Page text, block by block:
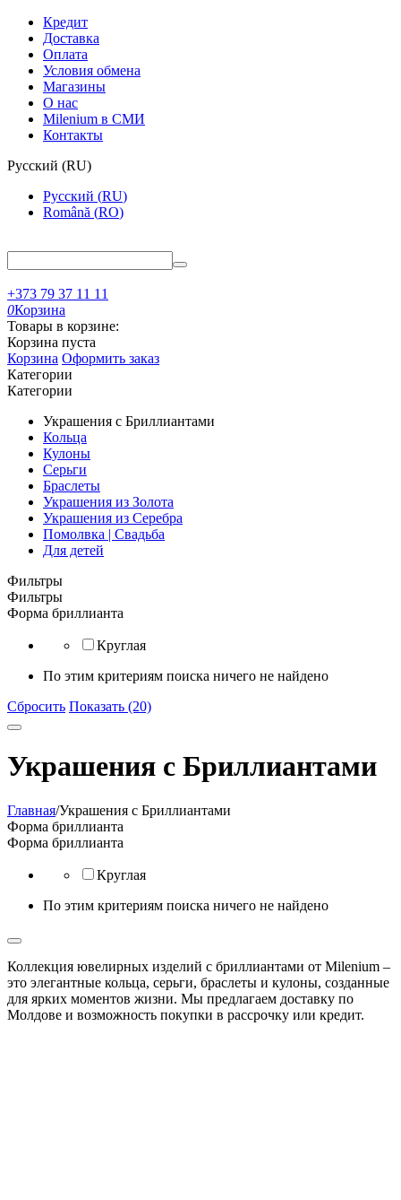
Кредит
Доставка
Оплата
Условия обмена
Магазины
О нас
Milenium в СМИ
Контакты
Русский (RU)
Русский (RU)
Română (RO)
+373 79 37 11 11
0Корзина
Товары в корзине:
Корзина пуста
Корзина Оформить заказ
Категории
Категории
Украшения с Бриллиантами
Кольца
Кулоны
Серьги
Браслеты
Украшения из Золота
Украшения из Серебра
Помолвка | Свадьба
Для детей
Фильтры
Фильтры
Форма бриллианта
Круглая
По этим критериям поиска ничего не найдено
Сбросить Показать (20)
Украшения с Бриллиантами
Главная/Украшения с Бриллиантами
Форма бриллианта
Форма бриллианта
Круглая
По этим критериям поиска ничего не найдено
Коллекция ювелирных изделий с бриллиантами от Milenium –
это элегантные кольца, серьги, браслеты и кулоны, созданные
для ярких моментов жизни. Мы предлагаем доставку по
Молдове и возможность покупки в рассрочку или кредит.